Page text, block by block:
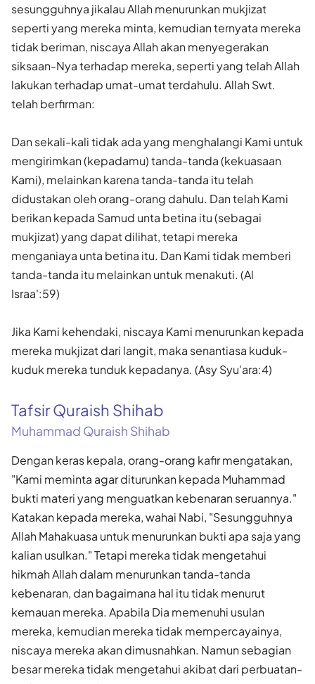
sesungguhnya jikalau Allah menurunkan mukjizat
seperti yang mereka minta, kemudian ternyata mereka
tidak beriman, niscaya Allah akan menyegerakan
siksaan-Nya terhadap mereka, seperti yang telah Allah
lakukan terhadap umat-umat terdahulu. Allah Swt.
telah berfirman:
Dan sekali-kali tidak ada yang menghalangi Kami untuk
mengirimkan (kepadamu) tanda-tanda (kekuasaan
Kami), melainkan karena tanda-tanda itu telah
didustakan oleh orang-orang dahulu. Dan telah Kami
berikan kepada Samud unta betina itu (sebagai
mukjizat) yang dapat dilihat, tetapi mereka
menganiaya unta betina itu. Dan Kami tidak memberi
tanda-tanda itu melainkan untuk menakuti. (Al
Israa':59)
Jika Kami kehendaki, niscaya Kami menurunkan kepada
mereka mukjizat dari langit, maka senantiasa kuduk-
kuduk mereka tunduk kepadanya. (Asy Syu'ara:4)
Tafsir Quraish Shihab
Muhammad Quraish Shihab
Dengan keras kepala, orang-orang kafir mengatakan,
"Kami meminta agar diturunkan kepada Muhammad
bukti materi yang menguatkan kebenaran seruannya."
Katakan kepada mereka, wahai Nabi, "Sesungguhnya
Allah Mahakuasa untuk menurunkan bukti apa saja yang
kalian usulkan." Tetapi mereka tidak mengetahui
hikmah Allah dalam menurunkan tanda-tanda
kebenaran, dan bagaimana hal itu tidak menurut
kemauan mereka. Apabila Dia memenuhi usulan
mereka, kemudian mereka tidak mempercayainya,
niscaya mereka akan dimusnahkan. Namun sebagian
besar mereka tidak mengetahui akibat dari perbuatan-